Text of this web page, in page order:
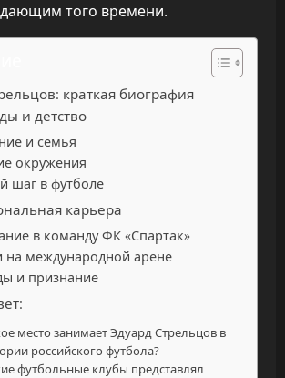
того времени.
краткая биография
и детство
и семья
окружения
шаг в футболе
карьера
в команду ФК «Спартак»
на международной арене
и признание
место занимает Эдуард Стрельцов в
российского футбола?
футбольные клубы представлял